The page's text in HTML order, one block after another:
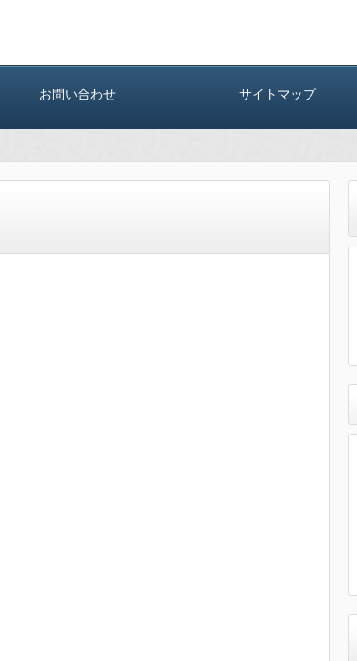
お問い合わせ サイトマップ